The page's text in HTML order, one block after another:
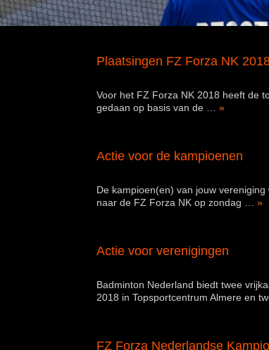
Plaatsingen FZ Forza NK
Voor het FZ Forza NK 2018 heeft de
gedaan op basis van de … »
Actie voor de kampioenen
De kampioen(en) van jouw
naar de FZ Forza NK op zondag … »
Actie voor verenigingen
Badminton Nederland biedt twee
2018 in Topsportcentrum Almere en
FZ Forza Nederlandse